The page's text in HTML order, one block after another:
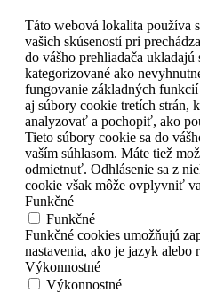
Táto webová lokalita používa
vašich skúseností pri
do vášho prehliadača
kategorizované ako
fungovanie základných
aj súbory cookie tretích strán,
analyzovať a pochopiť, ako
Tieto súbory cookie sa do
vaším súhlasom. Máte tiež
odmietnuť. Odhlásenie sa z
cookie však môže ovplyvniť
Funkčné
Funkčné
Funkčné cookies umožňujú
nastavenia, ako je jazyk alebo
Výkonnostné
Výkonnostné